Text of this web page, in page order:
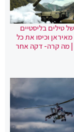
טילים בליסטיים
מאיראן וכיסו את כל
מה קרה- דקה אחר